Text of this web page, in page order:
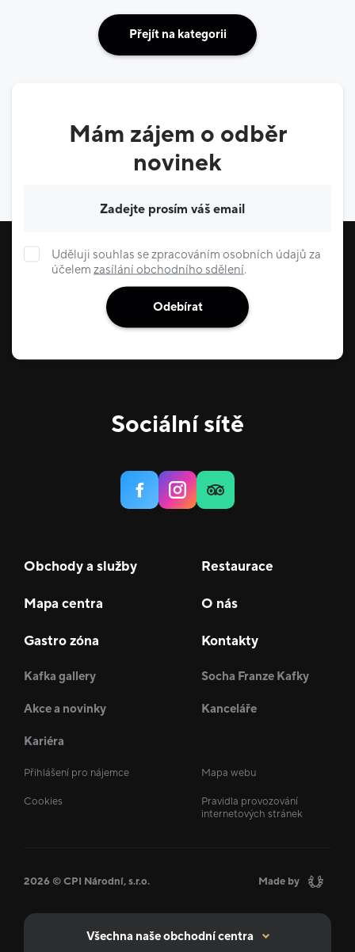
Přejít na kategorii
Mám zájem o odběr
novinek
Uděluji souhlas se zpracováním osobních údajů za
účelem zasílání obchodního sdělení.
Odebírat
Sociální sítě
Obchody a služby Restaurace
Mapa centra O nás
Gastro zóna Kontakty
Kafka gallery Socha Franze Kafky
Akce a novinky Kanceláře
Kariéra
Přihlášení pro nájemce Mapa webu
Cookies
Pravidla provozování
internetových stránek
2026 © CPI Národní, s.r.o. Made by
Všechna naše obchodní centra